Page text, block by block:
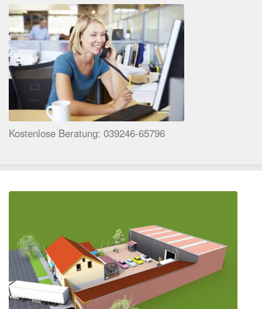
Kostenlose Beratung: 039246-65796